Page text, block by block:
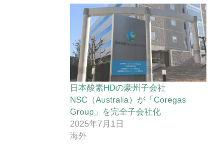
日本酸素HDの豪州子会社
NSC（Australia）が「Coregas
Group」を完全子会社化
2025年7月1日
海外